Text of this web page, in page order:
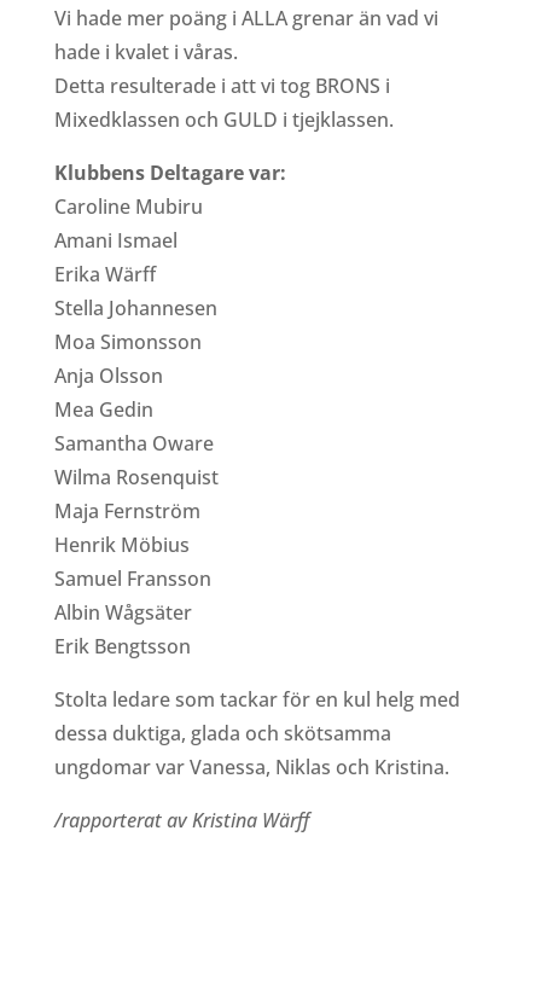
Vi hade mer poäng i ALLA grenar än vad vi
hade i kvalet i våras.
Detta resulterade i att vi tog BRONS i
Mixedklassen och GULD i tjejklassen.
Klubbens Deltagare var:
Caroline Mubiru
Amani Ismael
Erika Wärff
Stella Johannesen
Moa Simonsson
Anja Olsson
Mea Gedin
Samantha Oware
Wilma Rosenquist
Maja Fernström
Henrik Möbius
Samuel Fransson
Albin Wågsäter
Erik Bengtsson
Stolta ledare som tackar för en kul helg med
dessa duktiga, glada och skötsamma
ungdomar var Vanessa, Niklas och Kristina.
/rapporterat av Kristina Wärff